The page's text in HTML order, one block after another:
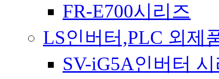
FR-E700시리즈
LS인버터,PLC 외제
SV-iG5A인버터